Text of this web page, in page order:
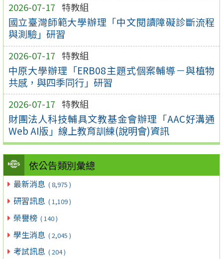
2026-07-17 特教組
國立臺灣師範大學辦理「中文閱讀障礙診斷流程
與測驗」研習
2026-07-17 特教組
中原大學辦理「ERB08主題式個案輔導－與植物
共感，與四季同行」研習
2026-07-17 特教組
財團法人科技輔具文教基金會辦理「AAC好溝通
Web AI版」線上教育訓練(說明會)資訊
依公告類別彙總
最新消息 ( 8,975 )
研習訊息 ( 1,109 )
榮譽榜 ( 140 )
學生消息 ( 2,045 )
考試訊息 ( 204 )